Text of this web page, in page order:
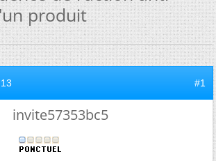
produit
#1
invite57353bc5